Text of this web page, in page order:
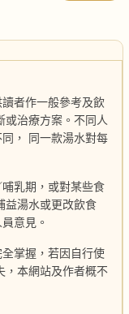
者作一般參考及飲
或治療方案。不同人
， 同一款湯水對每
乳期，或對某些食
益湯水或更改飲食
意見。
掌握，若因自行使
，本網站及作者概不